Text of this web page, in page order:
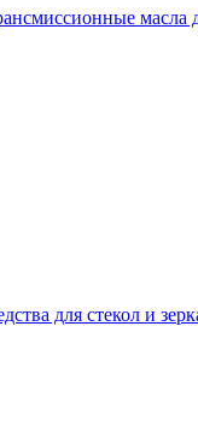
масла
для стекол и